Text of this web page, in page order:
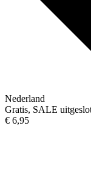
Nederland
Gratis, SALE
€ 6,95